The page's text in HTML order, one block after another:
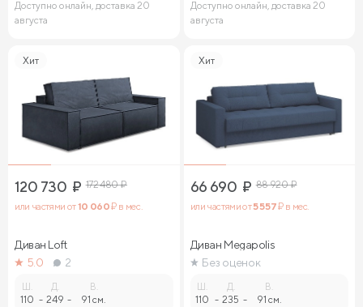
Доступно онлайн, доставка 20
августа
Доступно онлайн, доставка 20
августа
Хит
120 730 ₽ 172 480₽
или частями от10 060₽ в мес.
Диван Loft
5.0
2
110 -
Д.
249 -
В.
91 см.
Хит
66 690 ₽ 88 920₽
или частями от5 557₽ в мес.
Диван Megapolis
Без оценок
110 -
Д.
235 -
В.
91 см.